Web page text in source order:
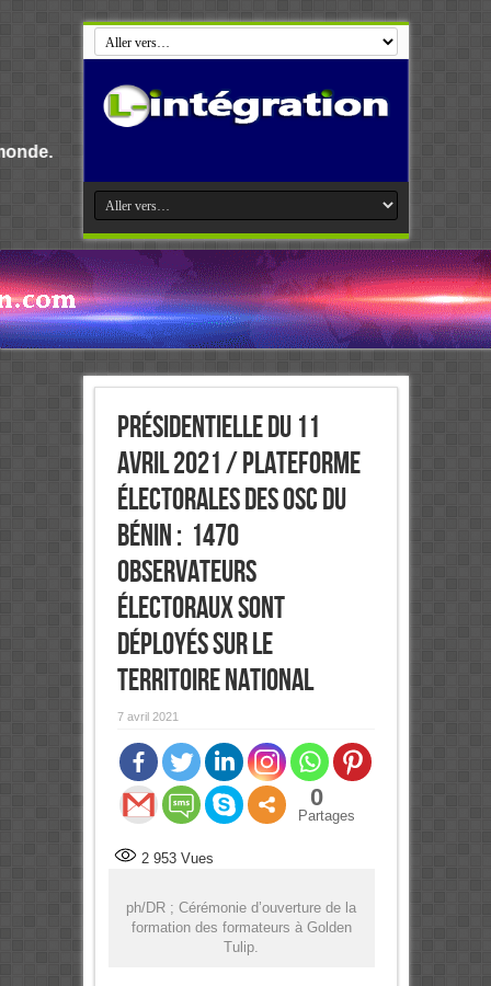
Présidentielle du 11
Avril 2021 / Plateforme
électorales des OSC du
Bénin : 1470
observateurs
électoraux sont
déployés sur le
territoire national
7 avril 2021
0
Partages
2 953Vues
ph/DR ; Cérémonie d’ouverture de la
formation des formateurs à Golden
Tulip.